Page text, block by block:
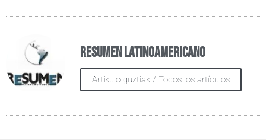
Resumen Latinoamericano
Artikulo guztiak / Todos los artículos